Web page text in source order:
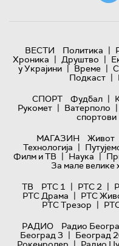
ВЕСТИ Политика |
Хроника | Друштво |
у Украјини | Време |
Подкаст |
СПОРТ
Фудбал |
Рукомет | Ватерполо |
спортови
МАГАЗИН
Живот
Технологијa |
Филм и ТВ | Наука |
За мале велике
ТВ
РТС 1 | РТС 2 |
РТС Драма | РТС
РТС Трезор |
РАДИО
Радио
Београд 3 | Београд